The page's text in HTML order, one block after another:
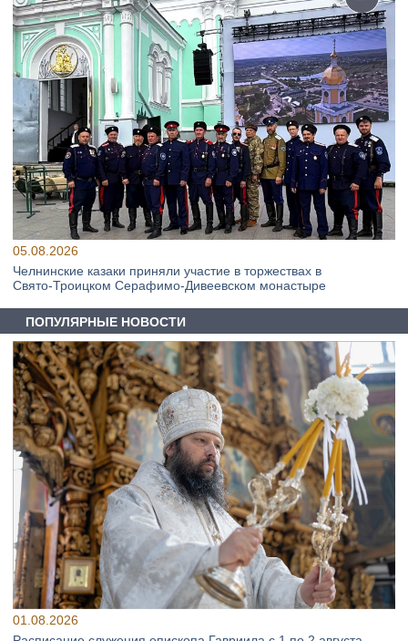
05.08.2026
Челнинские казаки приняли участие в торжествах в
Свято‑Троицком Серафимо‑Дивеевском монастыре
ПОПУЛЯРНЫЕ НОВОСТИ
01.08.2026